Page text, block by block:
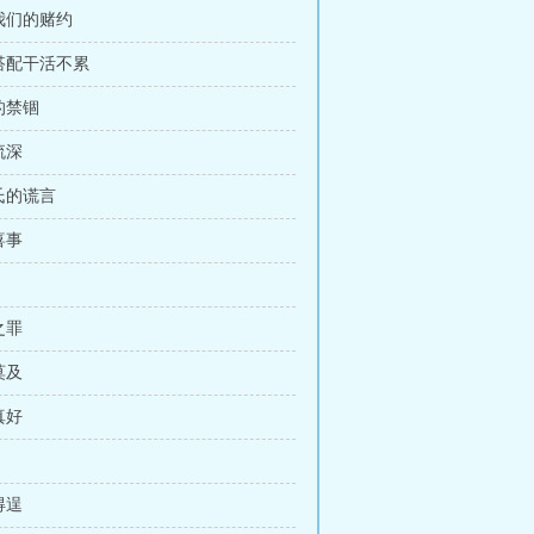
们的赌约
配干活不累
禁锢
深
的谎言
事
罪
及
好
逞